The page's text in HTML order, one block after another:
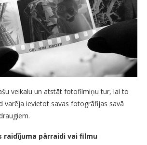
veikalu un atstāt fotofilmiņu tur, lai to
varēja ievietot savas fotogrāfijas savā
raidījuma pārraidi vai filmu